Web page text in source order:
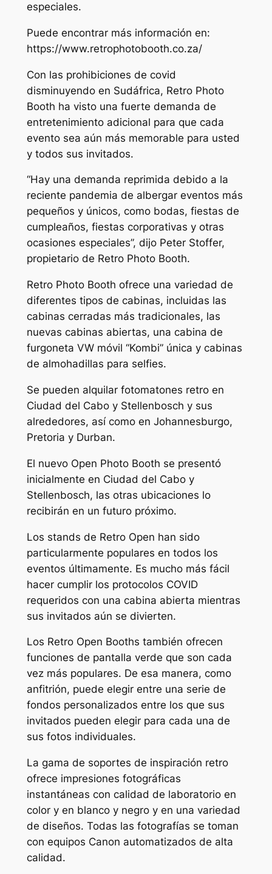
especiales.
Puede encontrar más información en:
https://www.retrophotobooth.co.za/
Con las prohibiciones de covid
disminuyendo en Sudáfrica, Retro Photo
Booth ha visto una fuerte demanda de
entretenimiento adicional para que cada
evento sea aún más memorable para usted
y todos sus invitados.
“Hay una demanda reprimida debido a la
reciente pandemia de albergar eventos más
pequeños y únicos, como bodas, fiestas de
cumpleaños, fiestas corporativas y otras
ocasiones especiales”, dijo Peter Stoffer,
propietario de Retro Photo Booth.
Retro Photo Booth ofrece una variedad de
diferentes tipos de cabinas, incluidas las
cabinas cerradas más tradicionales, las
nuevas cabinas abiertas, una cabina de
furgoneta VW móvil “Kombi” única y cabinas
de almohadillas para selfies.
Se pueden alquilar fotomatones retro en
Ciudad del Cabo y Stellenbosch y sus
alrededores, así como en Johannesburgo,
Pretoria y Durban.
El nuevo Open Photo Booth se presentó
inicialmente en Ciudad del Cabo y
Stellenbosch, las otras ubicaciones lo
recibirán en un futuro próximo.
Los stands de Retro Open han sido
particularmente populares en todos los
eventos últimamente. Es mucho más fácil
hacer cumplir los protocolos COVID
requeridos con una cabina abierta mientras
sus invitados aún se divierten.
Los Retro Open Booths también ofrecen
funciones de pantalla verde que son cada
vez más populares. De esa manera, como
anfitrión, puede elegir entre una serie de
fondos personalizados entre los que sus
invitados pueden elegir para cada una de
sus fotos individuales.
La gama de soportes de inspiración retro
ofrece impresiones fotográficas
instantáneas con calidad de laboratorio en
color y en blanco y negro y en una variedad
de diseños. Todas las fotografías se toman
con equipos Canon automatizados de alta
calidad.